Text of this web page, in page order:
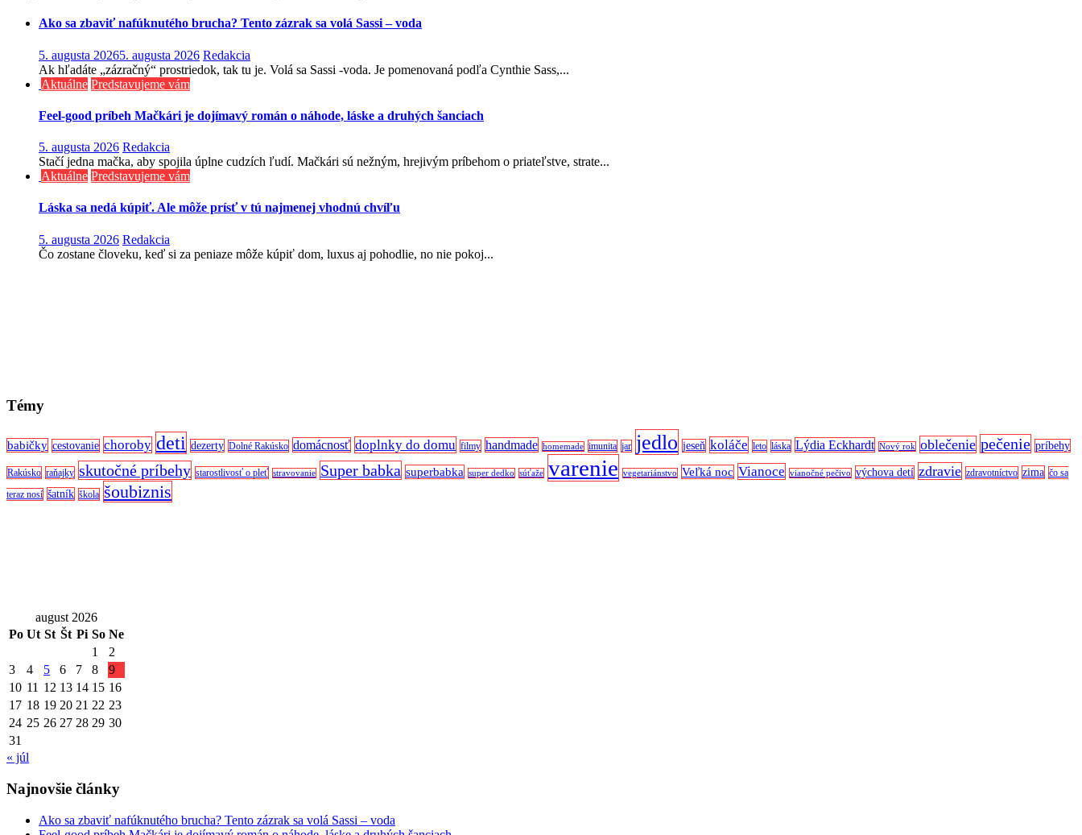
Ako sa zbaviť nafúknutého brucha? Tento zázrak sa volá Sassi – voda
5. augusta 20265. augusta 2026 Redakcia
Ak hľadáte „zázračný“ prostriedok, tak tu je. Volá sa Sassi -voda. Je pomenovaná podľa Cynthie Sass,...
Aktuálne Predstavujeme vám
Feel-good príbeh Mačkári je dojímavý román o náhode, láske a druhých šanciach
5. augusta 2026 Redakcia
Stačí jedna mačka, aby spojila úplne cudzích ľudí. Mačkári sú nežným, hrejivým príbehom o priateľstve, strate...
Aktuálne Predstavujeme vám
Láska sa nedá kúpiť. Ale môže prísť v tú najmenej vhodnú chvíľu
5. augusta 2026 Redakcia
Čo zostane človeku, keď si za peniaze môže kúpiť dom, luxus aj pohodlie, no nie pokoj...
Témy
babičky cestovanie choroby deti dezerty Dolné Rakúsko domácnosť doplnky do domu filmy handmade homemade imunita jar jedlo jeseň koláče leto láska Lýdia Eckhardt Nový rok oblečenie pečenie príbehy
Rakúsko raňajky skutočné príbehy starostlivosť o pleť stravovanie Super babka superbabka super dedko súťaže varenie vegetariánstvo Veľká noc Vianoce vianočné pečivo výchova detí zdravie zdravotníctvo zima čo sa
teraz nosí šatník škola šoubiznis
august 2026
Po Ut St Št Pi So Ne
1
2
3
4 5 6 7 8
9
10 11 12 13 14 15 16
17 18 19 20 21 22 23
24 25 26 27 28 29 30
31
« júl
Najnovšie články
Ako sa zbaviť nafúknutého brucha? Tento zázrak sa volá Sassi – voda